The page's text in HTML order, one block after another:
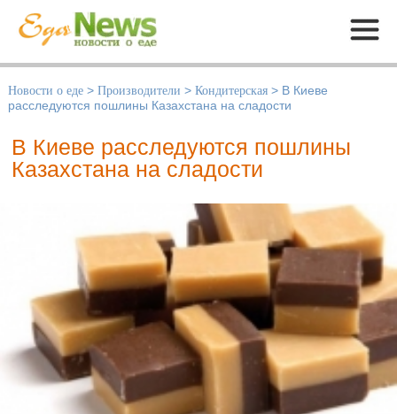
Меню
Новости о еде > Производители > Кондитерская > В Киеве
расследуются пошлины Казахстана на сладости
В Киеве расследуются пошлины
Казахстана на сладости